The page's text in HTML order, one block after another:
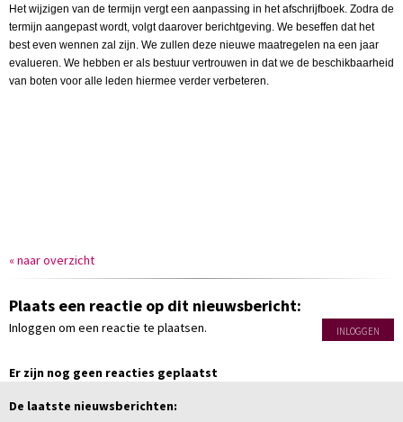
Het wijzigen van de termijn vergt een aanpassing in het afschrijfboek. Zodra de
termijn aangepast wordt, volgt daarover berichtgeving. We beseffen dat het
best even wennen zal zijn. We zullen deze nieuwe maatregelen na een jaar
evalueren. We hebben er als bestuur vertrouwen in dat we de beschikbaarheid
van boten voor alle leden hiermee verder verbeteren.
« naar overzicht
Plaats een reactie op dit nieuwsbericht:
Inloggen om een reactie te plaatsen. INLOGGEN
Er zijn nog geen reacties geplaatst
De laatste nieuwsberichten: